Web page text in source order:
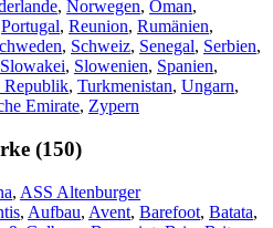
, Norwegen, Oman,
Portugal, Reunion, Rumänien,
, Schweiz, Senegal, Serbien,
Slowakei, Slowenien, Spanien,
Republik, Turkmenistan, Ungarn,
Emirate, Zypern
(150)
, ASS Altenburger
, Aufbau, Avent, Barefoot, Batata,